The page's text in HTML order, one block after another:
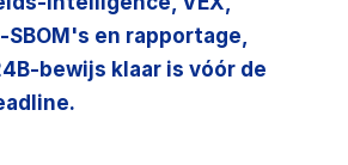
SBOM's en rapportage,
bewijs klaar is vóór de